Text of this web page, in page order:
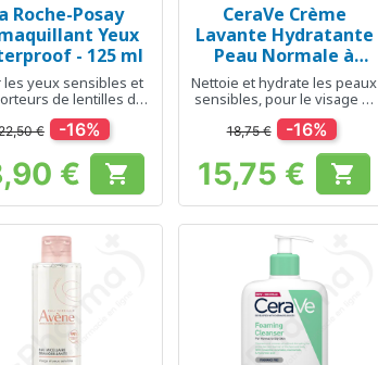
Aperçu rapide
Roche-Posay
Yeux
- 125 ml
les yeux sensibles et
de lentilles de
contact
€ -16%
Prix
€ 
Aperçu rapide
CeraVe Crème
Lavante Hydratante
Peau Normale à
Sèche - 473 ml
Nettoie et hydrate les peaux
sensibles, pour le visage et
le corps
18,75 € -16%
Prix
15,75 € 